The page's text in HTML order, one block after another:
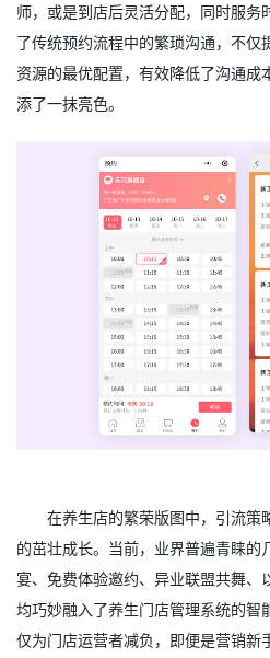
师，或是到店后灵活分配，同时服务
了传统预约流程中的繁琐沟通，不仅
资源的最优配置，有效降低了沟通成
添了一抹亮色。
在养生店的繁荣版图中，引流策
的茁壮成长。当前，业界普遍青睐
宴、免费体验邀约、异业联盟共舞、
均巧妙融入了养生门店管理系统的智
仅为门店运营者减负，即便是营销新